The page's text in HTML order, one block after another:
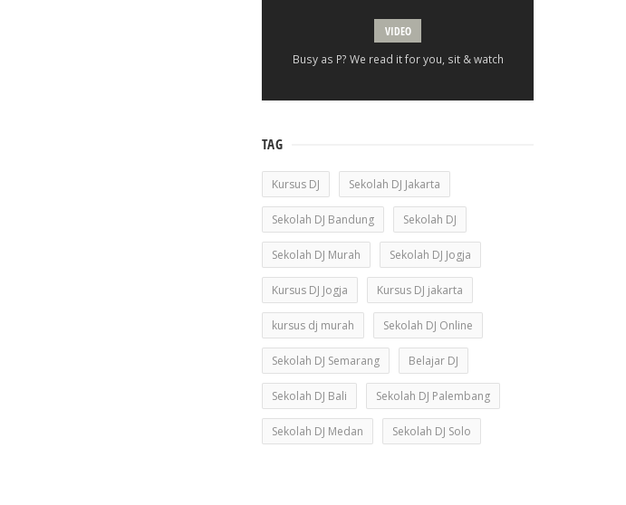
VIDEO
Busy as P? We read it for you, sit & watch
TAG
Kursus DJ Sekolah DJ Jakarta
Sekolah DJ Bandung Sekolah DJ
Sekolah DJ Murah Sekolah DJ Jogja
Kursus DJ Jogja Kursus DJ jakarta
kursus dj murah Sekolah DJ Online
Sekolah DJ Semarang Belajar DJ
Sekolah DJ Bali Sekolah DJ Palembang
Sekolah DJ Medan Sekolah DJ Solo